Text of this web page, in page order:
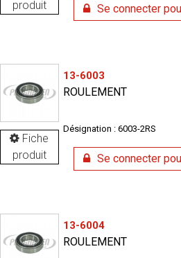
produit
Se connecter
Fiche
produit
13-6003
ROULEMENT
Désignation : 6003-2RS
Se connecter
13-6004
ROULEMENT